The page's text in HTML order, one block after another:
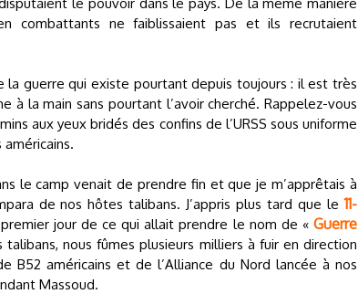
combattants ne faiblissaient pas et ils recrutaient
la guerre qui existe pourtant depuis toujours : il est très
la main sans pourtant l’avoir cherché. Rappelez-vous
aux yeux bridés des confins de l’URSS sous uniforme
le camp venait de prendre fin et que je m’apprêtais à
de nos hôtes talibans. J’appris plus tard que le11-
jour de ce qui allait prendre le nom de «Guerre
nous fûmes plusieurs milliers à fuir en direction
B52 américains et de l’Alliance du Nord lancée à nos
Massoud.